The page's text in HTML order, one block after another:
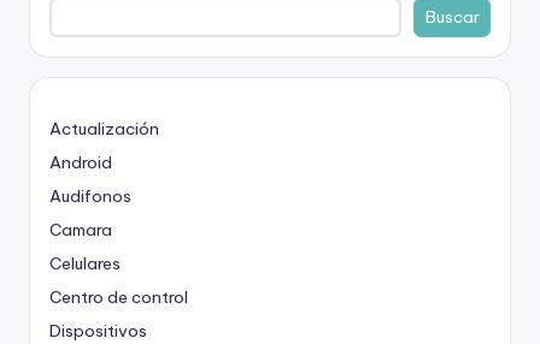
Buscar
Actualización
Android
Audifonos
Camara
Celulares
Centro de control
Dispositivos